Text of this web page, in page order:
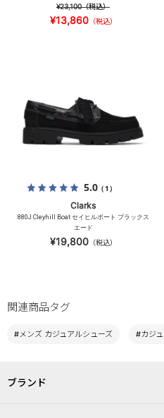
¥23,100（税込）
¥13,860（税込）
5.0（1）
Clarks
880J Cleyhill Boat セイヒルボート ブラックス
エード
¥19,800（税込）
関連商品タグ
#メンズ カジュアルシューズ #カジ
ブランド